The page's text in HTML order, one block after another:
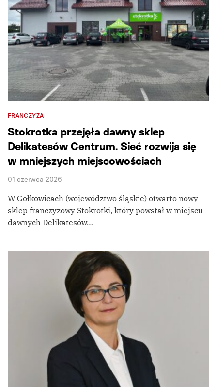
FRANCZYZA
Stokrotka przejęła dawny sklep
Delikatesów Centrum. Sieć rozwija się
w mniejszych miejscowościach
01 czerwca 2026
W Gołkowicach (województwo śląskie) otwarto nowy
sklep franczyzowy Stokrotki, który powstał w miejscu
dawnych Delikatesów…